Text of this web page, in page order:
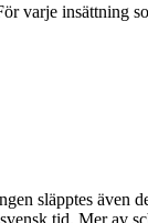
varje insättning
släpptes även